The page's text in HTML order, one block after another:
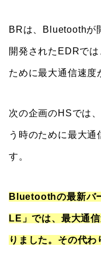
BRは、Bluetoothが
開発されたEDRで
ために最大通信速度
次の企画のHSでは
う時のために最大
す。
Bluetoothの最新バ
LE」では、最大通
りました。その代